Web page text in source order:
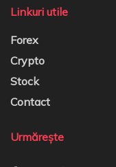
Linkuri utile
Forex
Crypto
Stock
Contact
Urmărește